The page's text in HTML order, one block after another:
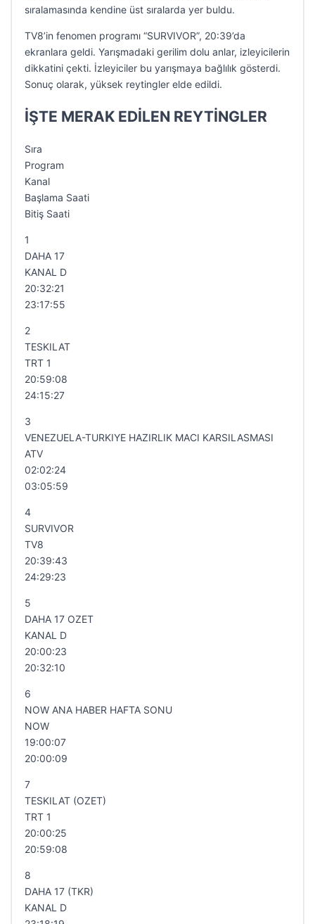
sıralamasında kendine üst sıralarda yer buldu.
TV8’in fenomen programı “SURVIVOR”, 20:39’da
ekranlara geldi. Yarışmadaki gerilim dolu anlar, izleyicilerin
dikkatini çekti. İzleyiciler bu yarışmaya bağlılık gösterdi.
Sonuç olarak, yüksek reytingler elde edildi.
İŞTE MERAK EDİLEN REYTİNGLER
Sıra
Program
Kanal
Başlama Saati
Bitiş Saati
1
DAHA 17
KANAL D
20:32:21
23:17:55
2
TESKILAT
TRT 1
20:59:08
24:15:27
3
VENEZUELA-TURKIYE HAZIRLIK MACI KARSILASMASI
ATV
02:02:24
03:05:59
4
SURVIVOR
TV8
20:39:43
24:29:23
5
DAHA 17 OZET
KANAL D
20:00:23
20:32:10
6
NOW ANA HABER HAFTA SONU
NOW
19:00:07
20:00:09
7
TESKILAT (OZET)
TRT 1
20:00:25
20:59:08
8
DAHA 17 (TKR)
KANAL D